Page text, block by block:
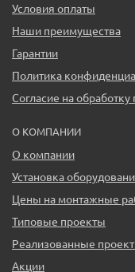
Условия оплаты
Наши преимущества
Гарантии
Политика
Согласие на
О КОМПАНИИ
О компании
Установка
Цены на монтажные
Типовые проекты
Реализованные
Акции